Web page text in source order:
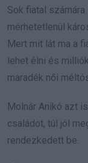
Sok fiatal
mérhetetlenül
Mert mit lát ma a
lehet élni és
maradék női
Molnár Anikó azt
családot, túl jól
rendezkedett be.